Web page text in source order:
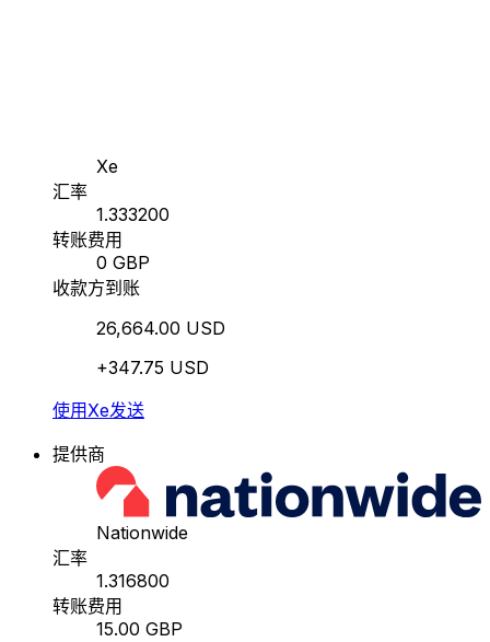
Xe
汇率
1.333200
转账费用
0 GBP
收款方到账
26,664.00 USD
+347.75 USD
使用Xe发送
提供商
Nationwide
汇率
1.316800
转账费用
15.00 GBP